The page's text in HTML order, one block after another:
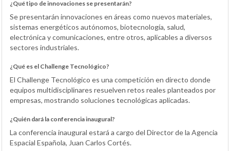
¿Qué tipo de innovaciones se presentarán?
Se presentarán innovaciones en áreas como nuevos materiales,
sistemas energéticos autónomos, biotecnología, salud,
electrónica y comunicaciones, entre otros, aplicables a diversos
sectores industriales.
¿Qué es el Challenge Tecnológico?
El Challenge Tecnológico es una competición en directo donde
equipos multidisciplinares resuelven retos reales planteados por
empresas, mostrando soluciones tecnológicas aplicadas.
¿Quién dará la conferencia inaugural?
La conferencia inaugural estará a cargo del Director de la Agencia
Espacial Española, Juan Carlos Cortés.